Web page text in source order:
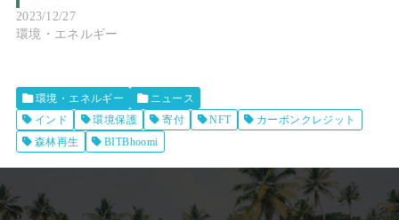
2023/12/27
環境・エネルギー
環境・エネルギー
ニュース
インド
環境保護 寄付 NFT
カーボンクレジット
森林再生
BITBhoomi